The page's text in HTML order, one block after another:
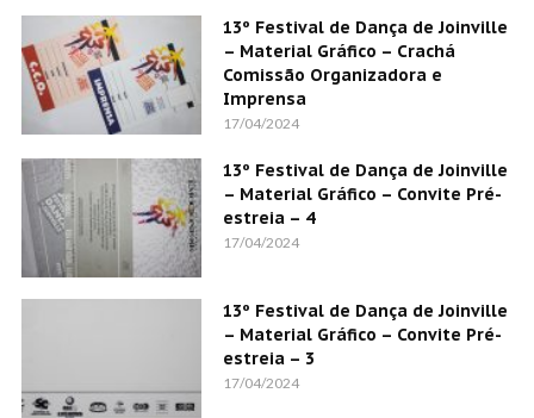
13º Festival de Dança de Joinville
– Material Gráfico – Crachá
Comissão Organizadora e
Imprensa
17/04/2024
13º Festival de Dança de Joinville
– Material Gráfico – Convite Pré-
estreia – 4
17/04/2024
13º Festival de Dança de Joinville
– Material Gráfico – Convite Pré-
estreia – 3
17/04/2024